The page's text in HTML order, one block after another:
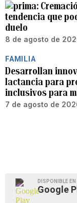
tendencia que
duelo
8 de agosto de
FAMILIA
Desarrollan
lactancia para
inclusivos para
7 de agosto de
DISPONIBLE EN
Google